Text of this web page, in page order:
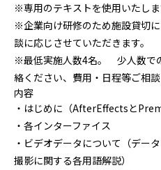
※専用のテキストを使用いたしま
※企業向け研修のため施設貸切
談に応じさせていただきます。
※最低実施人数4名。 少人数で
絡ください、費用・日程等ご相
内容
・はじめに（AfterEffectsと
・各インターファイス
・ビデオデータについて（デー
撮影に関する各用語解説）